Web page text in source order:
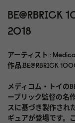
2018
アーティスト :
作品:BE@RBRICK
メディコム・トイの
ーブリック監督の名
スに基づき製作され
ギュアが登場です。